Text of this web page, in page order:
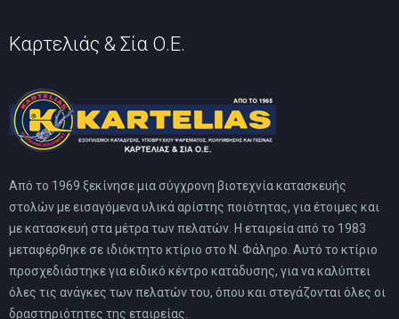
Καρτελιάς & Σία Ο.Ε.
Από το 1969 ξεκίνησε μια σύγχρονη βιοτεχνία κατασκευής
στολών με εισαγόμενα υλικά αρίστης ποιότητας, για έτοιμες και
με κατασκευή στα μέτρα των πελατών. Η εταιρεία από το 1983
μεταφέρθηκε σε ιδιόκτητο κτίριο στο Ν. Φάληρο. Αυτό το κτίριο
προσχεδιάστηκε για ειδικό κέντρο κατάδυσης, για να καλύπτει
όλες τις ανάγκες των πελατών του, όπου και στεγάζονται όλες οι
δραστηριότητες της εταιρείας.